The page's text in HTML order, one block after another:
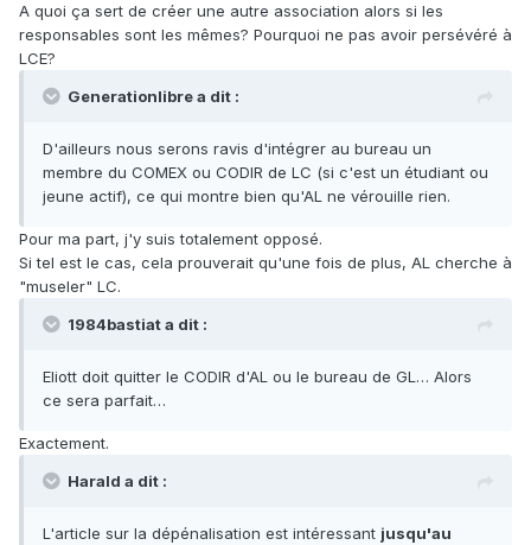
A quoi ça sert de créer une autre association alors si les
responsables sont les mêmes? Pourquoi ne pas avoir persévéré à
LCE?
Generationlibre a dit :
D'ailleurs nous serons ravis d'intégrer au bureau un
membre du COMEX ou CODIR de LC (si c'est un étudiant ou
jeune actif), ce qui montre bien qu'AL ne vérouille rien.
Pour ma part, j'y suis totalement opposé.
Si tel est le cas, cela prouverait qu'une fois de plus, AL cherche à
"museler" LC.
1984bastiat a dit :
Eliott doit quitter le CODIR d'AL ou le bureau de GL… Alors
ce sera parfait…
Exactement.
Harald a dit :
L'article sur la dépénalisation est intéressant jusqu'au